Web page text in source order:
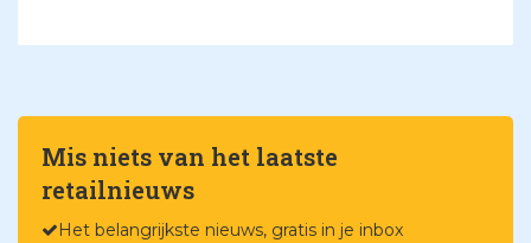
Mis niets van het laatste
retailnieuws
Het belangrijkste nieuws, gratis in je inbox